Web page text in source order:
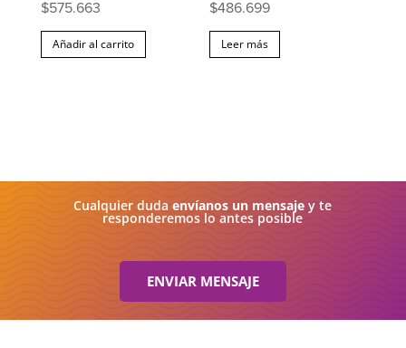
$575.663
Añadir al carrito
$486.699
Leer más
Cualquier dudaenvíanos un mensaje y te
responderemos lo antes posible
ENVIAR MENSAJE